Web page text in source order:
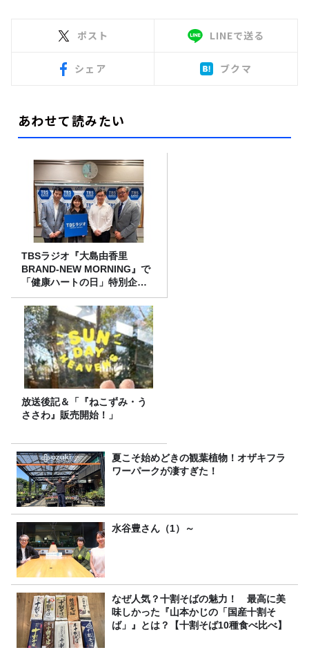
ポスト LINEで送る
シェア ブクマ
あわせて読みたい
TBSラジオ『大島由香里
BRAND-NEW MORNING』で
「健康ハートの日」特別企画
を8/10（月）に放送
放送後記＆「『ねこずみ・う
ささわ』販売開始！」
夏こそ始めどきの観葉植物！オザキフラ
ワーパークが凄すぎた！
水谷豊さん（1）～
なぜ人気？十割そばの魅力！ 最高に美
味しかった『山本かじの「国産十割そ
ば」』とは？【十割そば10種食べ比べ】